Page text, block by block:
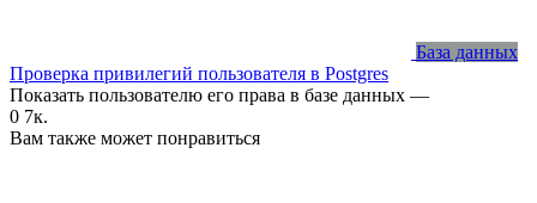
База данных
Проверка привилегий пользователя в Postgres
Показать пользователю его права в базе данных —
0 7к.
Вам также может понравиться